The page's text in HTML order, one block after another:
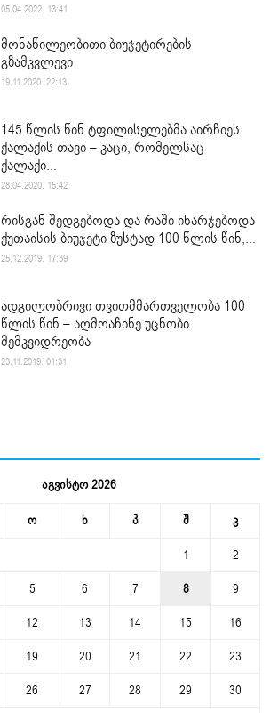
05.04.2022. 13:41
მონაწილეობითი ბიუჯეტირების
გზამკვლევი
19.11.2020. 22:13
145 წლის წინ ტფილისელებმა აირჩიეს
ქალაქის თავი – კაცი, რომელსაც
ქალაქი...
28.04.2020. 15:42
რისგან შედგებოდა და რაში იხარჯებოდა
ქუთაისის ბიუჯეტი ზუსტად 100 წლის წინ,...
25.12.2019. 17:39
ადგილობრივი თვითმმართველობა 100
წლის წინ – აღმოაჩინე უცნობი
მემკვიდრეობა
23.11.2019. 01:31
აგვისტო 2026
ო ხ პ შ კ
1
2
5 6 7 8
9
12 13 14 15
16
19 20 21 22
23
26 27 28 29
30